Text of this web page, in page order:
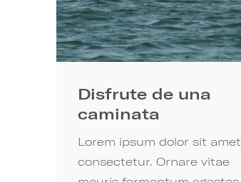
Disfrute de una
caminata
Lorem ipsum dolor sit amet
consectetur. Ornare vitae